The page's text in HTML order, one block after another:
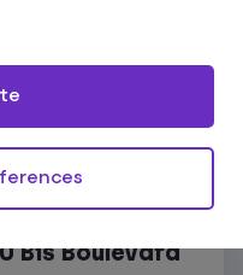
Carte
Bis Boulevard